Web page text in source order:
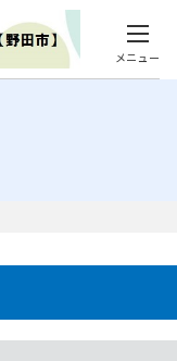
メニュー